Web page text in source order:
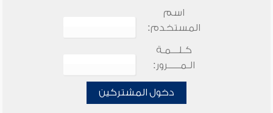
اسم
المستخدم:
كـلـــمـة
الـمـــــرور:
دخول المشتركين